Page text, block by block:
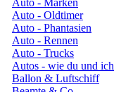
Auto - Marken
Auto - Oldtimer
Auto - Phantasien
Auto - Rennen
Auto - Trucks
Autos - wie du und ich
Ballon & Luftschiff